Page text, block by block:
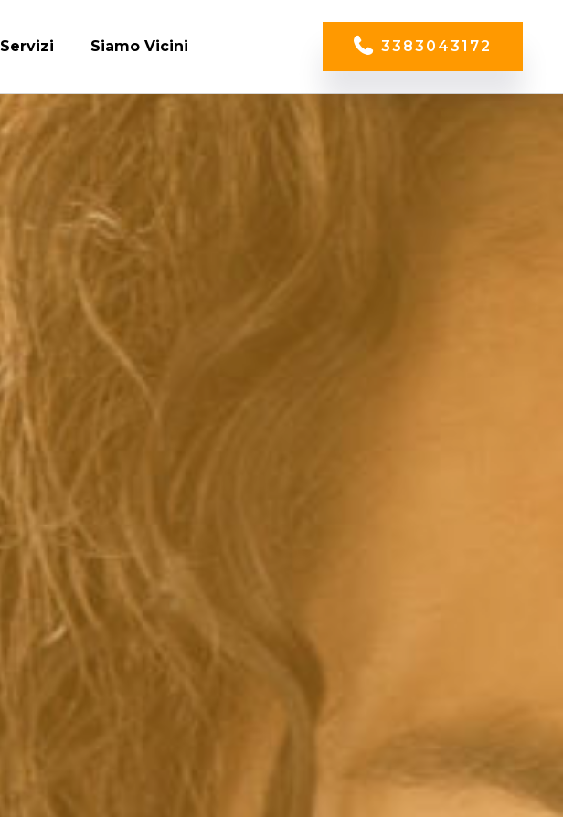
Servizi Siamo Vicini 3383043172